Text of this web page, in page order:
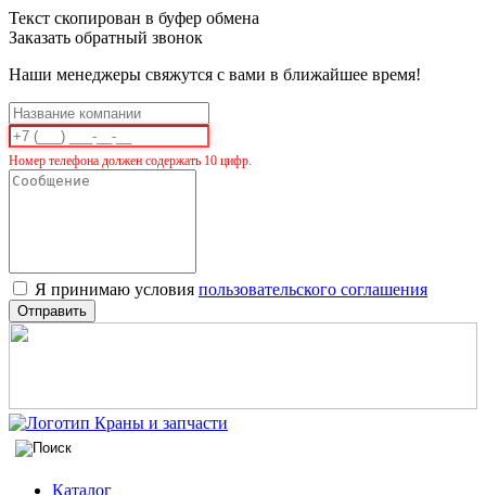
Текст скопирован в буфер обмена
Заказать обратный звонок
Наши менеджеры свяжутся с вами в ближайшее время!
Номер телефона должен содержать 10 цифр.
Я принимаю условия пользовательского соглашения
Отправить
Каталог